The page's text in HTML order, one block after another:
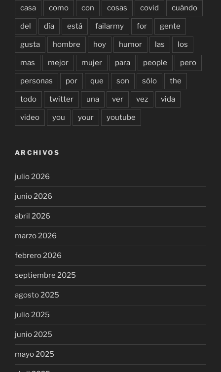
casa como con cosas covid cuándo
del día está failarmy for gente
gusta hombre hoy humor las los
mas mejor mujer para people pero
personas por que son sólo the
todo twitter una ver vez vida
video you your youtube
ARCHIVOS
julio 2026
junio 2026
abril 2026
marzo 2026
febrero 2026
septiembre 2025
agosto 2025
julio 2025
junio 2025
mayo 2025